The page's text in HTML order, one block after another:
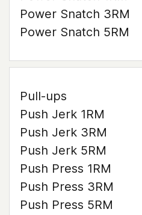
Power Snatch 3RM
Power Snatch 5RM
Pull-ups
Push Jerk 1RM
Push Jerk 3RM
Push Jerk 5RM
Push Press 1RM
Push Press 3RM
Push Press 5RM